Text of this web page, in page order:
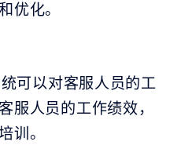
优化。
可以对客服人员的工
服人员的工作绩效，
训。